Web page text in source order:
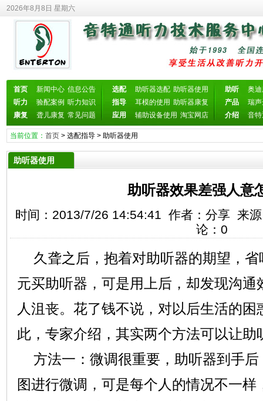
2026年8月8日 星期六
首页 新闻中心 信息公告
听力
验配案例 听力知识
康复
聋儿康复 常见问题
选配 助听器选配 助听器使用
指导
耳模的使用 助听器康复
应用
辅助设备使用 淘宝网店
助听
奥
产品
瑞
介绍
音
当前位置： 首页> 选配指导> 助听器使用
助听器使用
助听器效果差强人意
时间：2013/7/26 14:54:41 作者：分享 来
论： 0
久聋之后，抱着对助听器的期望，
元买助听器，可是用上后，却发现沟通
人沮丧。花了钱不说，对以后生活的
此，专家介绍，其实两个方法可以让助
方法一：微调很重要，助听器到手
图进行微调，可是每个人的情况不一